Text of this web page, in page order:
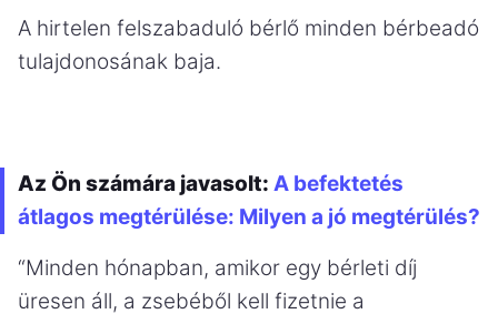
A hirtelen felszabaduló bérlő minden bérbeadó
tulajdonosának baja.
Az Ön számára javasolt: A befektetés
átlagos megtérülése: Milyen a jó megtérülés?
“Minden hónapban, amikor egy bérleti díj
üresen áll, a zsebéből kell fizetnie a